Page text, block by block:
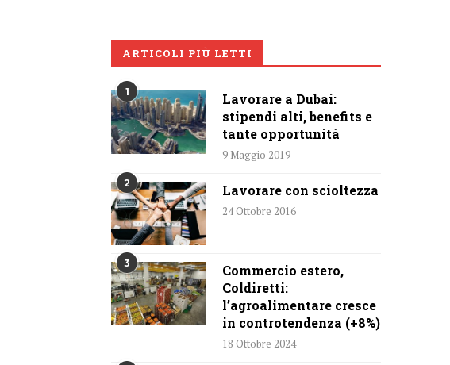
ARTICOLI PIÙ LETTI
1
Lavorare a Dubai:
stipendi alti, benefits e
tante opportunità
9 Maggio 2019
2 Lavorare con scioltezza
24 Ottobre 2016
3
Commercio estero,
Coldiretti:
l’agroalimentare cresce
in controtendenza (+8%)
18 Ottobre 2024